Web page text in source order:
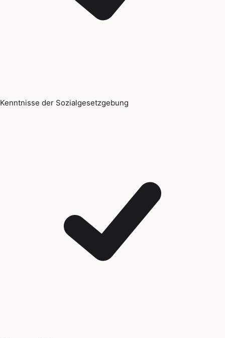
Kenntnisse der Sozialgesetzgebung